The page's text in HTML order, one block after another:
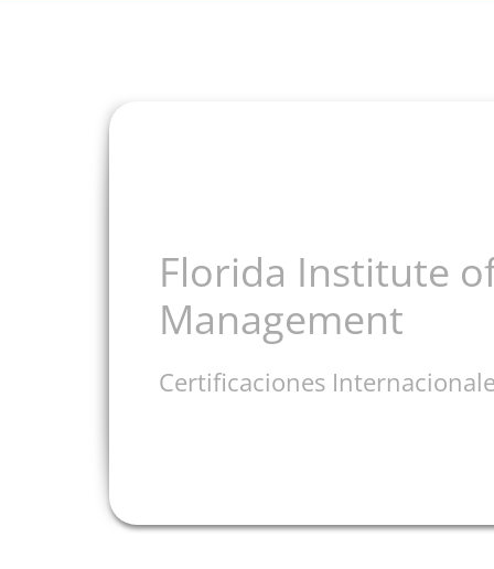
Florida Institute
Management
Certificaciones